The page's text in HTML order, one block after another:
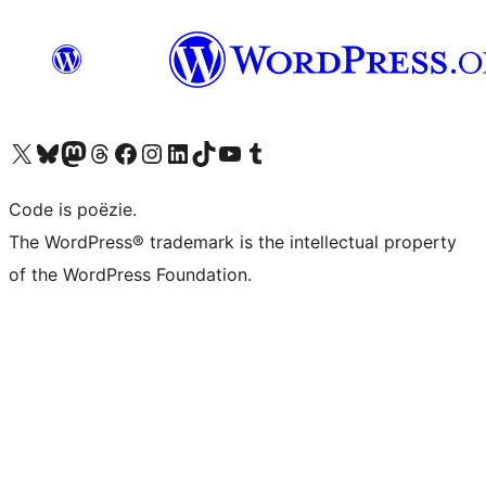
Bezoek ons X (voorheen Twitter) account
Bezoek ons Bluesky account
Bezoek ons Mastodon account
Bezoek ons Threads account
Onze Facebook pagina bezoeken
Bezoek ons Instagram account
Bezoek ons LinkedIn account
Bezoek ons TikTok account
Bezoek ons YouTube kanaalBezoek ons Tumblr account
Code is poëzie.
The WordPress® trademark is the intellectual property
of the WordPress Foundation.